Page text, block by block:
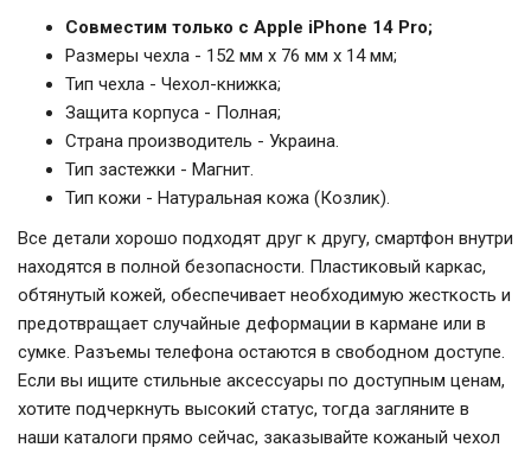
Совместим только с Apple iPhone 14 Pro;
Размеры чехла - 152 мм x 76 мм x 14 мм;
Тип чехла - Чехол-книжка;
Защита корпуса - Полная;
Страна производитель - Украина.
Тип застежки - Магнит.
Тип кожи - Натуральная кожа (Козлик).
Все детали хорошо подходят друг к другу, смартфон внутри
находятся в полной безопасности. Пластиковый каркас,
обтянутый кожей, обеспечивает необходимую жесткость и
предотвращает случайные деформации в кармане или в
сумке. Разъемы телефона остаются в свободном доступе.
Если вы ищите стильные аксессуары по доступным ценам,
хотите подчеркнуть высокий статус, тогда загляните в
наши каталоги прямо сейчас, заказывайте кожаный чехол